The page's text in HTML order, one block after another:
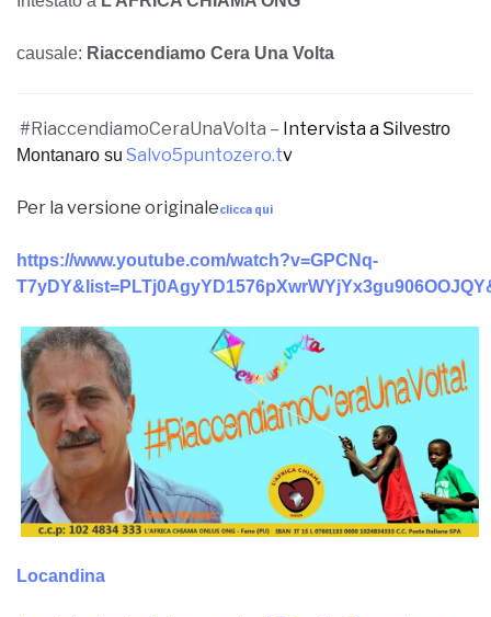
causale: Riaccendiamo Cera Una Volta
#RiaccendiamoCeraUnaVolta – Intervista a Silvestro
Montanaro su Salvo5puntozero.tv
Per la versione originaleclicca qui
https://www.youtube.com/watch?v=GPCNq-
Locandina